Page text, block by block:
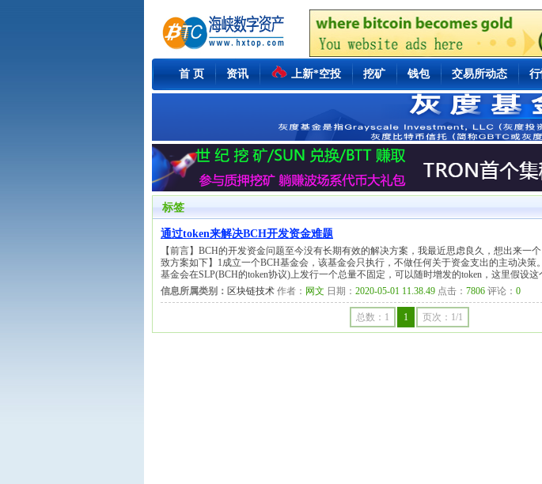
首 页 资讯 上新*空投 挖矿 钱包 交易所动态
标签
通过token来解决BCH开发资金难题
【前言】BCH的开发资金问题至今没有长期有效的解决方案，我最近思虑良久，想出来一
致方案如下】1成立一个BCH基金会，该基金会只执行，不做任何关于资金支出的主动决策
基金会在SLP(BCH的token协议)上发行一个总量不固定，可以随时增发的token，这里假设
信息所属类别： 区块链技术 作者： 网文 日期： 2020-05-01 11.38.49 点击： 7806 评论： 0
总数：1 1 页次：1/1